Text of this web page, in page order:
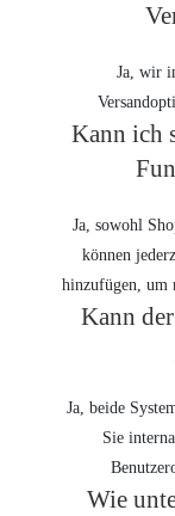
Ja, wir
Kann ich
Ja, sowohl
können
hinzufügen, um
Kann
Ja, beide
Sie
Wie